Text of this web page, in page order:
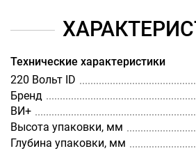
Технические характеристики
220 Вольт ID
Бренд
ВИ+
Высота упаковки, мм
Глубина упаковки, мм